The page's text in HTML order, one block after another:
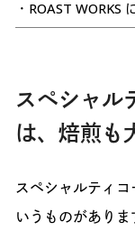
・ROAST WORKS
スペシャル
は、焙煎も
スペシャルティ
いうものがありま